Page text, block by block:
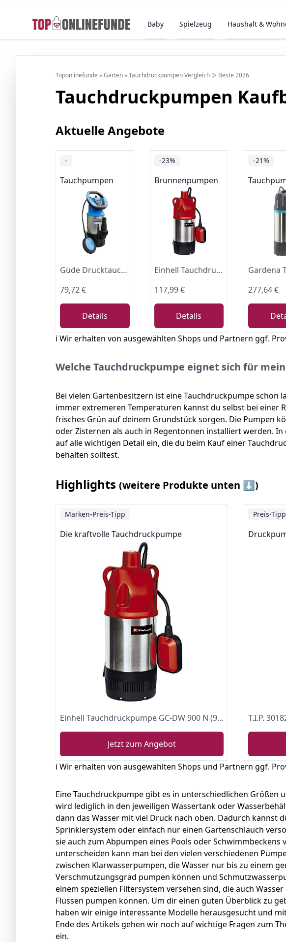
Baby Spielzeug Haushalt &
Toponlinefunde »Garten»Tauchdruckpumpen Vergleich ▷ Beste 2026
Tauchdruckpumpen
Aktuelle Angebote
-
Tauchpumpen
Güde Drucktauchpumpe GDT 901 (800 W, 5500 l/h, Förderhöhe 30 m, Druck max. 3 bar, variabel einstellbarer Schwimmerschalter, Edelstahlmantel, 3 Laufräder aus Noryl, 10 m Anschlusskabel, Thermoschutz)
79,72 €
Details
-23%
Brunnenpumpen
Einhell Tauchdruckpumpe GC-PP 900 N
117,99 €
Details
-21%
277,64 €
ℹ️ Wir erhalten von ausgewählten Shops und Partnern ggf.
Welche Tauchdruckpumpe eignet sich für
Bei vielen Gartenbesitzern ist eine Tauchdruckpumpe schon
immer extremeren Temperaturen kannst du selbst bei einer
frisches Grün auf deinem Grundstück sorgen. Die Pumpen
oder Zisternen als auch in Regentonnen installiert werden.
auf alle wichtigen Detail ein, die du beim Kauf einer
behalten solltest.
Highlights (weitere Produkte unten ⬇️)
Marken-Preis-Tipp
Die kraftvolle Tauchdruckpumpe
Einhell Tauchdruckpumpe GC-DW 900 N (900 W, 6.000 l/h max. Fördermenge, 7m max. Eintauchtiefe, Edelstahlgehäuse, Schwimmerschalter, 2 Aufhängeösen)
Jetzt zum Angebot
Preis-Tipp
ℹ️ Wir erhalten von ausgewählten Shops und Partnern ggf.
Eine Tauchdruckpumpe gibt es in unterschiedlichen Größen
wird lediglich in den jeweiligen Wassertank oder
dann das Wasser mit viel Druck nach oben. Dadurch kannst
Sprinklersystem oder einfach nur einen Gartenschlauch
sie auch zum Abpumpen eines Pools oder Schwimmbeckens
unterscheiden kann man bei den vielen verschiedenen
zwischen Klarwasserpumpen, die Wasser nur bis zu einem
Verschmutzungsgrad pumpen können und
einem speziellen Filtersystem versehen sind, die auch
Flüssen pumpen können. Um dir einen guten Überblick zu
haben wir einige interessante Modelle herausgesucht und
Ende des Artikels gehen wir noch auf wichtige Fragen zum
ein.